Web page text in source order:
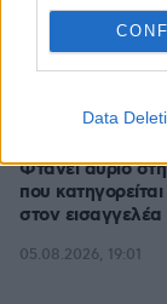
Data
Η Καμίλα
05.08.2026, 08:25
Φτάνει αύριο
που
στον
05.08.2026, 19:01